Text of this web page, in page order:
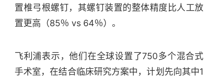
置椎弓根螺钉，其螺钉装置的整体精度比人工放
置更高（85％ vs 64％）。
飞利浦表示，他们在全球设置了750多个混合式
手术室，在结合临床研究方案中，计划先向其中1